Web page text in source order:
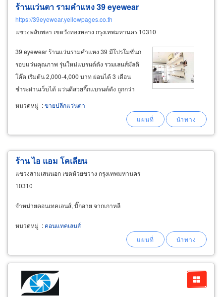
ร้านแว่นตา รามคำแหง 39 eyewear
https://39eyewear.yellowpages.co.th
แขวงพลับพลา เขตวังทองหลาง กรุงเทพมหานคร 10310
39 eyewear ร้านแว่นรามคำแหง 39 มีโปรโมชั่นก
รอบแว่นคุณภาพ รุ่นใหม่แบรนด์ดัง รวมเลนส์มัลติ
โค๊ต เริ่มต้น 2,000-4,000 บาท ผ่อนได้ 3 เดือน
ชำระผ่านเว็บได้ แว่นดีสวยกิ๊กแบรนด์ดัง ถูกกว่า
ห้างแน่นอน ลูกค้าทราบค่าสายตา เลือกแบบสั่งตัด
แว่นทางออนไลน์ได้ ส่งฟรีทั่วไทย 39 eyewear
หมวดหมู่ :ขายปลีกแว่นตา
ร้าน ไอ แอม โคเลียน
แขวงสามเสนนอก เขตห้วยขวาง กรุงเทพมหานคร
10310
จำหน่ายคอนเทคเลนส์, บิ๊กอาย จากเกาหลี
หมวดหมู่ : คอนแทคเลนส์